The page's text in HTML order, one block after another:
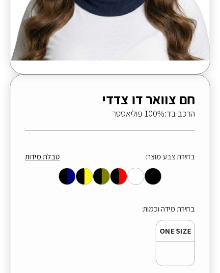
חם צוואר דו צדדי
הרכב בד:100% פוליאסטר
בחירת צבע מוצר: טבלת מידות
בחירת מידה וכמות:
ONE SIZE